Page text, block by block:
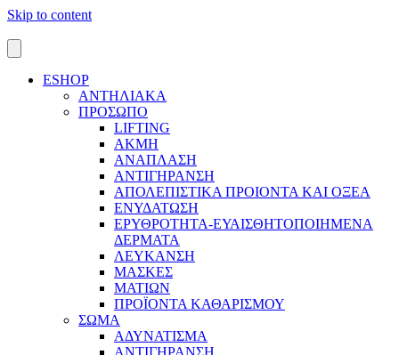
Skip to content
ESHOP
ΑΝΤΗΛΙΑΚΑ
ΠΡΟΣΩΠΟ
LIFTING
ΑΚΜΗ
ΑΝΑΠΛΑΣΗ
ΑΝΤΙΓΗΡΑΝΣΗ
ΑΠΟΛΕΠΙΣΤΙΚΑ ΠΡΟΙΟΝΤΑ ΚΑΙ ΟΞΕΑ
ΕΝΥΔΑΤΩΣΗ
ΕΡΥΘΡΟΤΗΤΑ-ΕΥΑΙΣΘΗΤΟΠΟΙΗΜΕΝΑ
ΔΕΡΜΑΤΑ
ΛΕΥΚΑΝΣΗ
ΜΑΣΚΕΣ
ΜΑΤΙΩΝ
ΠΡΟΪΟΝΤΑ ΚΑΘΑΡΙΣΜΟΥ
ΣΩΜΑ
ΑΔΥΝΑΤΙΣΜΑ
ΑΝΤΙΓΗΡΑΝΣΗ